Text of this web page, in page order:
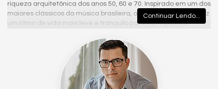
riqueza arquitetônica dos anos 50, 60 e 70. Inspirado em um dos
maiores clássicos da música brasileira, o empreendimento traz
um ritmo de vida mais leve e tranquilo para Navegantes.
A experiência DUO SUITES traduzida em ambientes bem
distribuídos, que unem intimidade e convivência com leveza.
Continuar Lendo...